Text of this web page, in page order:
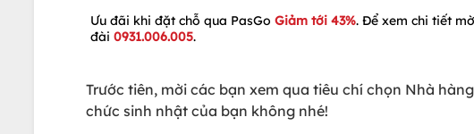
Ưu đãi khi đặt chỗ qua PasGo Giảm tới 43%. Để xem chi tiết
đài 0931.006.005.
Trước tiên, mời các bạn xem qua tiêu chí chọn Nhà
chức sinh nhật của bạn không nhé!